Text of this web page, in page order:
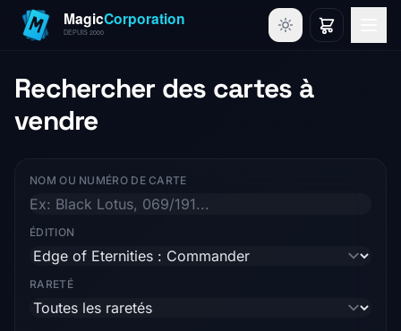
Rechercher des cartes à
vendre
NOM OU NUMÉRO DE CARTE
ÉDITION
RARETÉ